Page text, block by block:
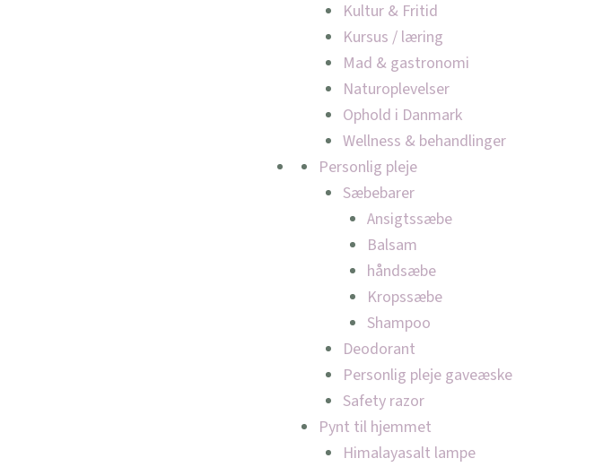
Kultur & Fritid
Kursus / læring
Mad & gastronomi
Naturoplevelser
Ophold i Danmark
Wellness & behandlinger
Personlig pleje
Sæbebarer
Ansigtssæbe
Balsam
håndsæbe
Kropssæbe
Shampoo
Deodorant
Personlig pleje gaveæske
Safety razor
Pynt til hjemmet
Himalayasalt lampe